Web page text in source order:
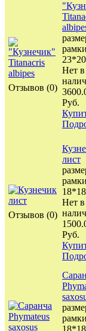
Отзывов (0)
Нет в
Руб.
Отзывов (0)
лист
рамки
Нет в
Руб.